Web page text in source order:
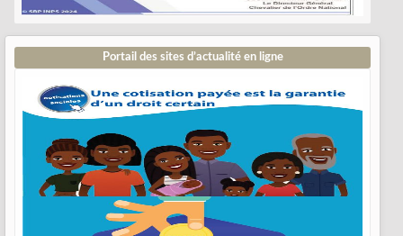
Portail des sites d’actualité en ligne